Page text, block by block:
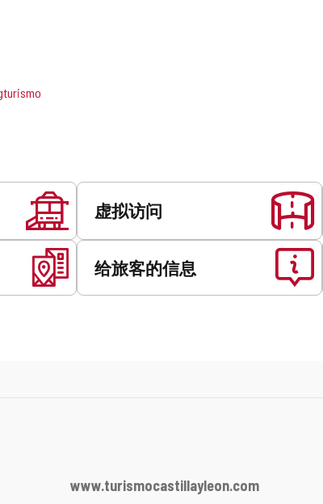
虚拟访问
给旅客的信息
www.turismocastillayleon.com